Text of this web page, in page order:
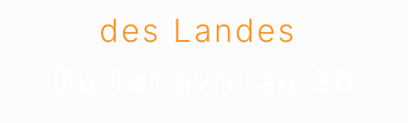
des Landes